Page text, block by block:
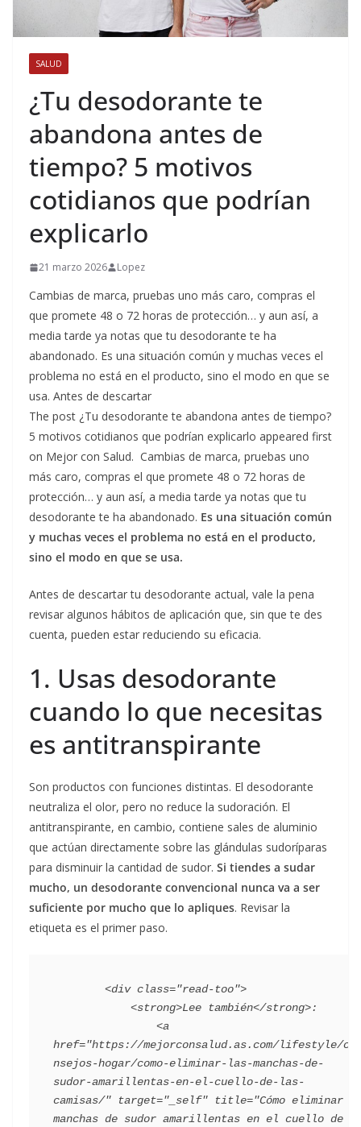
SALUD
¿Tu desodorante te
abandona antes de
tiempo? 5 motivos
cotidianos que podrían
explicarlo
21 marzo 2026 Lopez
Cambias de marca, pruebas uno más caro, compras el
que promete 48 o 72 horas de protección… y aun así, a
media tarde ya notas que tu desodorante te ha
abandonado. Es una situación común y muchas veces el
problema no está en el producto, sino el modo en que se
usa. Antes de descartar
The post ¿Tu desodorante te abandona antes de tiempo?
5 motivos cotidianos que podrían explicarlo appeared first
on Mejor con Salud. Cambias de marca, pruebas uno
más caro, compras el que promete 48 o 72 horas de
protección… y aun así, a media tarde ya notas que tu
desodorante te ha abandonado. Es una situación común
y muchas veces el problema no está en el producto,
sino el modo en que se usa.
Antes de descartar tu desodorante actual, vale la pena
revisar algunos hábitos de aplicación que, sin que te des
cuenta, pueden estar reduciendo su eficacia.
1. Usas desodorante
cuando lo que necesitas
es antitranspirante
Son productos con funciones distintas. El desodorante
neutraliza el olor, pero no reduce la sudoración. El
antitranspirante, en cambio, contiene sales de aluminio
que actúan directamente sobre las glándulas sudoríparas
para disminuir la cantidad de sudor. Si tiendes a sudar
mucho, un desodorante convencional nunca va a ser
suficiente por mucho que lo apliques. Revisar la
etiqueta es el primer paso.
href="https://mejorconsalud.as.com/lifestyle/co
nsejos-hogar/como-eliminar-las-manchas-de-
sudor-amarillentas-en-el-cuello-de-las-
camisas/" target="_self" title="Cómo eliminar
manchas de sudor amarillentas en el cuello de